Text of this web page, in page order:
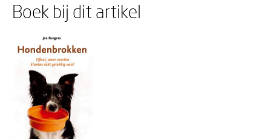
Boek bij dit artikel